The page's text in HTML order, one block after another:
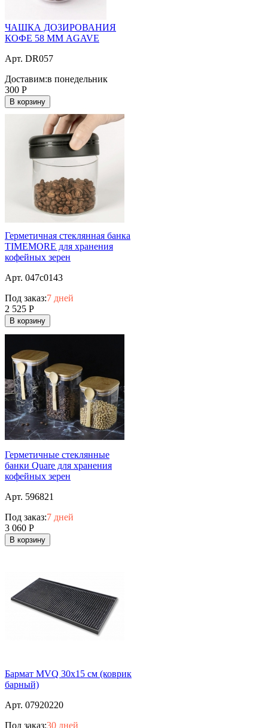
ЧАШКА ДОЗИРОВАНИЯ
КОФЕ 58 ММ AGAVE
Арт. DR057
Доставим:в понедельник
300 Р
В корзину
Герметичная стеклянная банка
TIMEMORE для хранения
кофейных зерен
Арт. 047c0143
Под заказ:7 дней
2 525 Р
В корзину
Герметичные стеклянные
банки Quare для хранения
кофейных зерен
Арт. 596821
Под заказ:7 дней
3 060 Р
В корзину
Бармат MVQ 30х15 см (коврик
барный)
Арт. 07920220
Под заказ:30 дней